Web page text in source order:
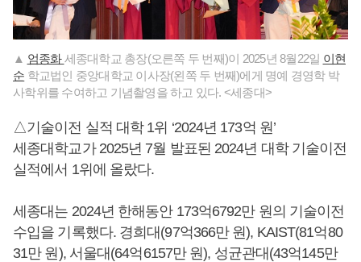
▲ 엄종화세종대학교 총장(오른쪽 두 번째)이 2025년 8월22일 이현
순 학교법인 중앙대학교 이사장(왼쪽 두 번째)에게 명예 경영학 박
사학위를 수여하고 기념촬영을 하고 있다. <세종대>
△기술이전 실적 대학 1위 ‘2024년 173억 원’
세종대학교가 2025년 7월 발표된 2024년 대학 기술이전
실적에서 1위에 올랐다.
세종대는 2024년 한해동안 173억6792만 원의 기술이전
수입을 기록했다. 경희대(97억366만 원), KAIST(81억80
31만 원), 서울대(64억6157만 원), 성균관대(43억145만